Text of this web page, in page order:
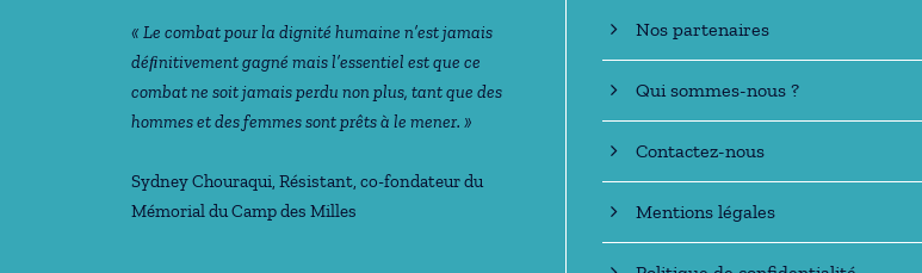
« Le combat pour la dignité humaine n’est jamais
déﬁnitivement gagné mais l’essentiel est que ce
combat ne soit jamais perdu non plus, tant que des
hommes et des femmes sont prêts à le mener. »
Sydney Chouraqui, Résistant, co-fondateur du
Mémorial du Camp des Milles
Nos partenaires
Qui sommes-nous ?
Contactez-nous
Mentions légales